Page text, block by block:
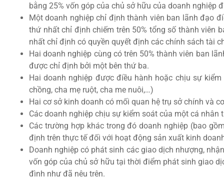
bằng 25% vốn góp của chủ sở hữu của doanh nghiệp
Một doanh nghiệp chỉ định thành viên ban lãnh đạo
thứ nhất chỉ định chiếm trên 50% tổng số thành viên
nhất chỉ định có quyền quyết định các chính sách tài
Hai doanh nghiệp cùng có trên 50% thành viên ban
được chỉ định bởi một bên thứ ba.
Hai doanh nghiệp được điều hành hoặc chịu sự
chồng, cha mẹ ruột, cha me nuôi,…)
Hai cơ sở kinh doanh có mối quan hệ trụ sở chính và
Các doanh nghiệp chịu sự kiểm soát của một cá
Các trường hợp khác trong đó doanh nghiệp (bao
định trên thực tế đối với hoạt động sản xuất kinh
Doanh nghiệp có phát sinh các giao dịch nhượng,
vốn góp của chủ sở hữu tại thời điểm phát sinh giao
đình như đã nêu trên.